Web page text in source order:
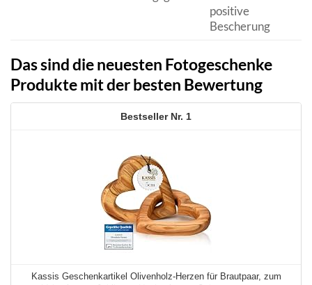
positive
Bescherung
Das sind die neuesten Fotogeschenke
Produkte mit der besten Bewertung
1
Kassis Geschenkartikel Olivenholz-Herzen für Brautpaar, zum